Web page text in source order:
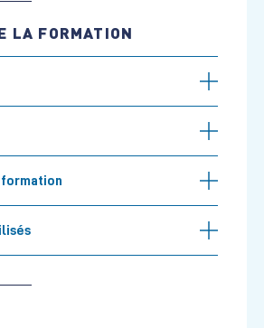
LA FORMATION
formation